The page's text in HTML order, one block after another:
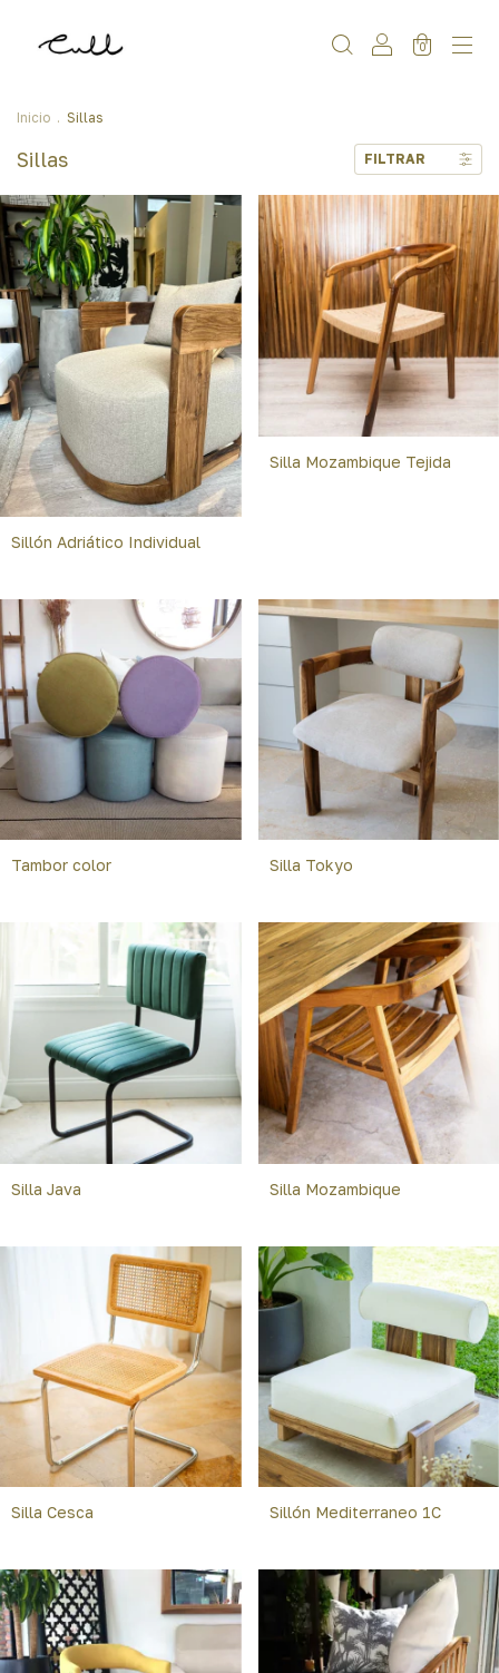
0
Inicio . Sillas
Sillas FILTRAR
Sillón Adriático Individual
Silla Mozambique Tejida
Tambor color Silla Tokyo
Silla Java Silla Mozambique
Silla Cesca Sillón Mediterraneo 1C